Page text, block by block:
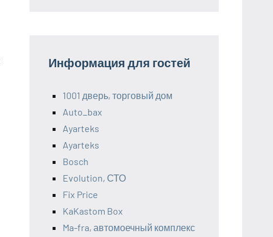
Информация для гостей
1001 дверь, торговый дом
Auto_bax
Ayarteks
Ayarteks
Bosch
Evolution, СТО
Fix Price
KaKastom Box
Ma-fra, автомоечный комплекс